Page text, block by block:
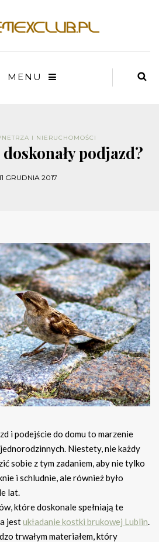
MENU
I NIERUCHOMOŚCI
podjazd?
GRUDNIA 2017
i podejście do domu to marzenie
Niestety, nie każdy
sobie z tym zadaniem, aby nie tylko
i schludnie, ale również było
lat.
które doskonale spełniają te
jestukładanie kostki brukowej Lublin.
trwałym materiałem, który